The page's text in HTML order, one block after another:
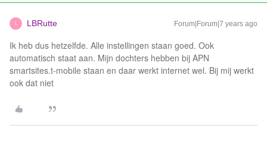
L LBRutte Forum|Forum|7 years ago
Ik heb dus hetzelfde. Alle instellingen staan goed. Ook
automatisch staat aan. Mijn dochters hebben bij APN
smartsites.t-mobile staan en daar werkt internet wel. Bij mij werkt
ook dat niet